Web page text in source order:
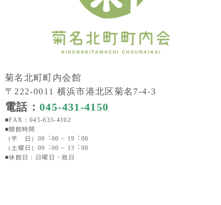
菊名北町町内会館
〒222-0011 横浜市港北区菊名7-4-3
電話：045-431-4150
■FAX：045-633-4102
■開館時間
（平 日）09︓00 ~ 19︓00
（土曜日）09︓00 ~ 13︓00
■休館日：日曜日・祝日